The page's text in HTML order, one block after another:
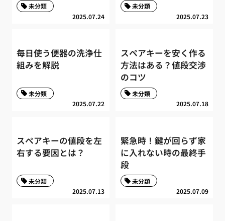
2025.07.24
未分類
2025.07.23
未分類
毎日使う便器の洗浄仕
組みを解説
2025.07.22
未分類
スペアキーを安く作る
方法はある？値段交渉
のコツ
2025.07.18
未分類
スペアキーの値段を左
右する要因とは？
2025.07.13
未分類
緊急時！鍵が回らず家
に入れない時の最終手
段
2025.07.09
未分類